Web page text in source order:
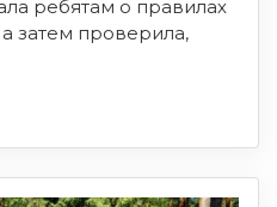
ребятам о правилах
затем проверила,